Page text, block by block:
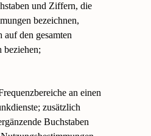
und Ziffern, die
bezeichnen,
auf den gesamten
beziehen;
an einen
zusätzlich
Buchstaben